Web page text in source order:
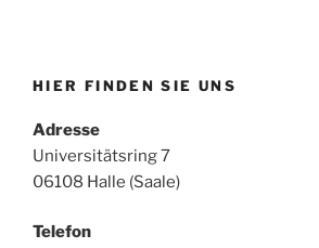
HIER FINDEN SIE UNS
Adresse
Universitätsring 7
06108 Halle (Saale)
Telefon